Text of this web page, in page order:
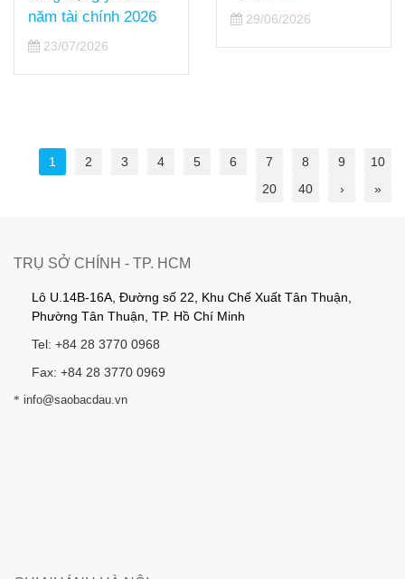
29/06/2026
1 2 3 4 5 6 7 8 9
10
20
40 › »
TRỤ SỞ CHÍNH - TP. HCM
Lô U.14B-16A, Đường số 22, Khu Chế Xuất Tân Thuận,
Phường Tân Thuận, TP. Hồ Chí Minh
Tel: +84 28 3770 0968
Fax: +84 28 3770 0969
* info@saobacdau.vn